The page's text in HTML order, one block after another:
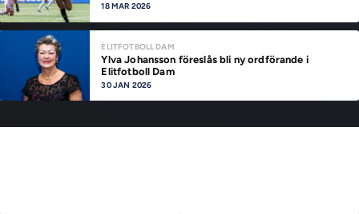
18 MAR 2026
ELITFOTBOLL DAM
Ylva Johansson föreslås bli ny ordförande i
Elitfotboll Dam
30 JAN 2026